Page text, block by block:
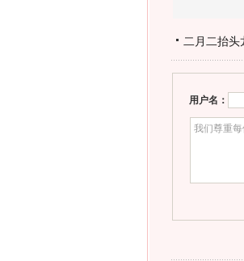
二月二抬头
用户名：